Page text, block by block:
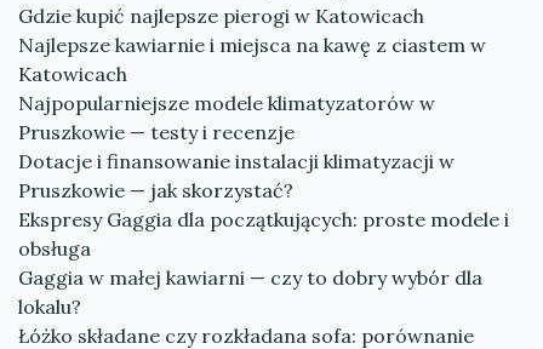
Gdzie kupić najlepsze pierogi w Katowicach
Najlepsze kawiarnie i miejsca na kawę z ciastem w
Katowicach
Najpopularniejsze modele klimatyzatorów w
Pruszkowie — testy i recenzje
Dotacje i finansowanie instalacji klimatyzacji w
Pruszkowie — jak skorzystać?
Ekspresy Gaggia dla początkujących: proste modele i
obsługa
Gaggia w małej kawiarni — czy to dobry wybór dla
lokalu?
Łóżko składane czy rozkładana sofa: porównanie